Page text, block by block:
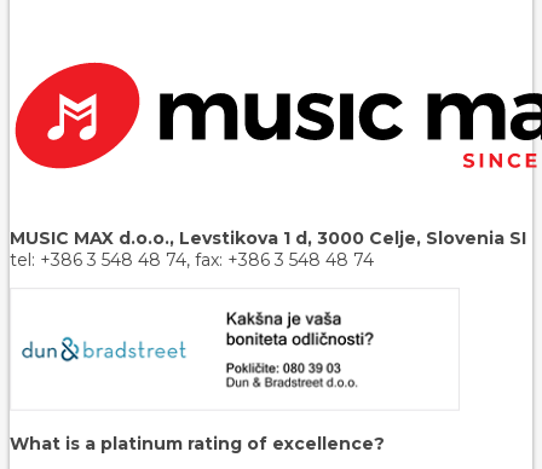
MUSIC MAX d.o.o., Levstikova 1 d, 3000 Celje, Slovenia SI
tel: +386 3 548 48 74, fax: +386 3 548 48 74
What is a platinum rating of excellence?